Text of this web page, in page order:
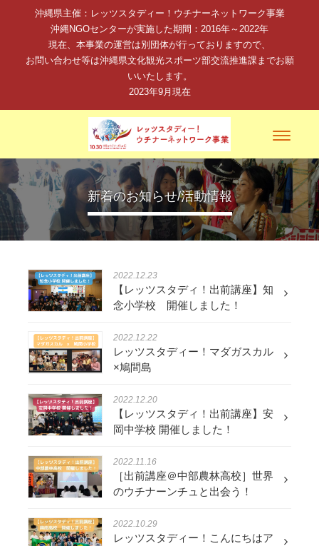
沖縄県主催：レッツスタディー！ウチナーネットワーク事業
沖縄NGOセンターが実施した期間：2016年～2022年
現在、本事業の運営は別団体が行っておりますので、
お問い合わせ等は沖縄県文化観光スポーツ部交流推進課までお願
いいたします。
2023年9月現在
Toggle
新着のお知らせ/活動情報
2022.12.23
【レッツスタディ！出前講座】知
念小学校 開催しました！
2022.12.22
レッツスタディー！マダガスカル
×鳩間島
2022.12.20
【レッツスタディ！出前講座】安
岡中学校 開催しました！
2022.11.16
［出前講座＠中部農林高校］世界
のウチナーンチュと出会う！
2022.10.29
レッツスタディー！こんにちはア